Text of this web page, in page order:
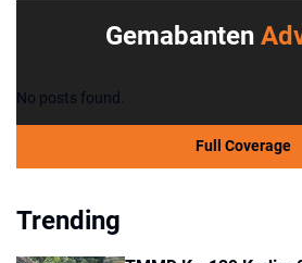
Gemabanten
No posts found.
Full Coverage
Trending